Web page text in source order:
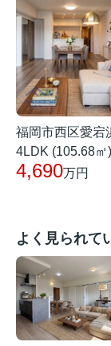
福岡市西区愛宕
4LDK (105.68㎡)
4,690万円
よく見られて